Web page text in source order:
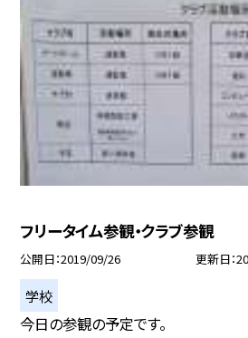
フリータイム参観・クラブ参観
公開日 2019/09/26 更新日
学校
今日の参観の予定です。